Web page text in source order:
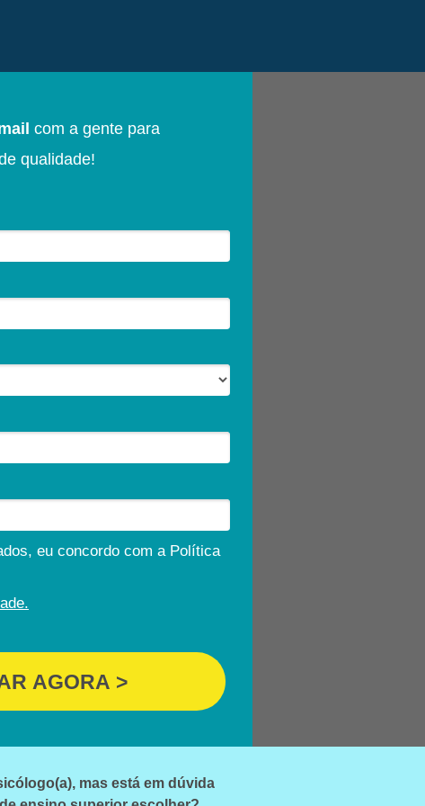
com a gente para
qualidade!
eu concordo com a Política
AGORA >
mas está em dúvida